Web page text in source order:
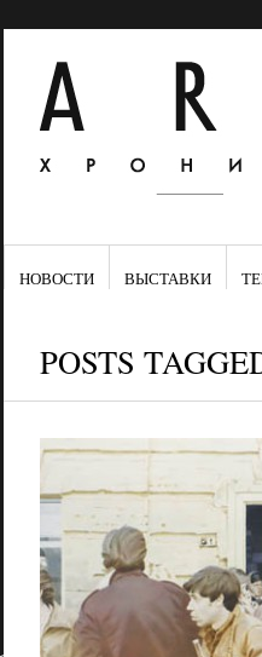
НОВОСТИ ВЫСТАВКИ
POSTS